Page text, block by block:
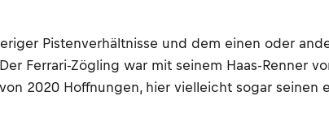
Pistenverhältnisse und dem einen oder
Ferrari-Zögling war mit seinem Haas-Renner
2020 Hoffnungen, hier vielleicht sogar seinen